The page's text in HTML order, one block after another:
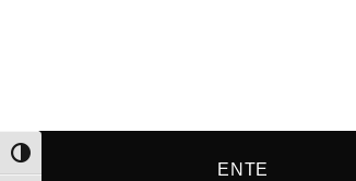
Attiva/disattiva alto contrasto
ENTE